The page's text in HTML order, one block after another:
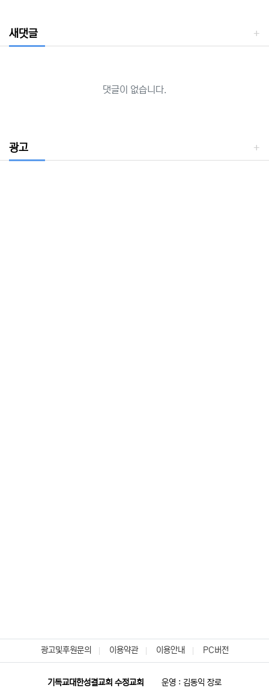
새댓글
댓글이 없습니다.
광고
광고및후원문의 이용약관 이용안내 PC버전
기독교대한성결교회 수정교회 운영 : 김동익 장로